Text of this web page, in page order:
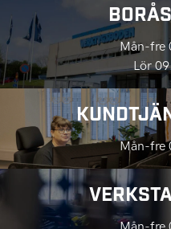
Mån-fre
Lör
Mån-fre
Mån-fre